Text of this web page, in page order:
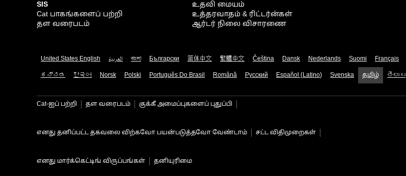
SIS
Cat பாகங்களைப் பற்றி
தள வரைபடம்
உதவி மையம்
உத்தரவாதம் & ரிட்டர்ன்கள்
ஆர்டர் நிலை விசாரணை
United States English العربية বাংলা Български 简体中文 繁體中文 Čeština Dansk Nederlands Suomi Français
ಕನ್ನಡ 한국어 Norsk Polski Português Do Brasil Română Русский Español (Latino) Svenska தமிழ் తెలుగు
Cat-ஐப் பற்றி தள வரைபடம் குக்கீ அமைப்புகளைப் புதுப்பி
எனது தனிப்பட்ட தகவலை விற்கவோ பயன்படுத்தவோ வேண்டாம் சட்ட விதிமுறைகள்
எனது மார்க்கெட்டிங் விருப்பங்கள் தனியுரிமை